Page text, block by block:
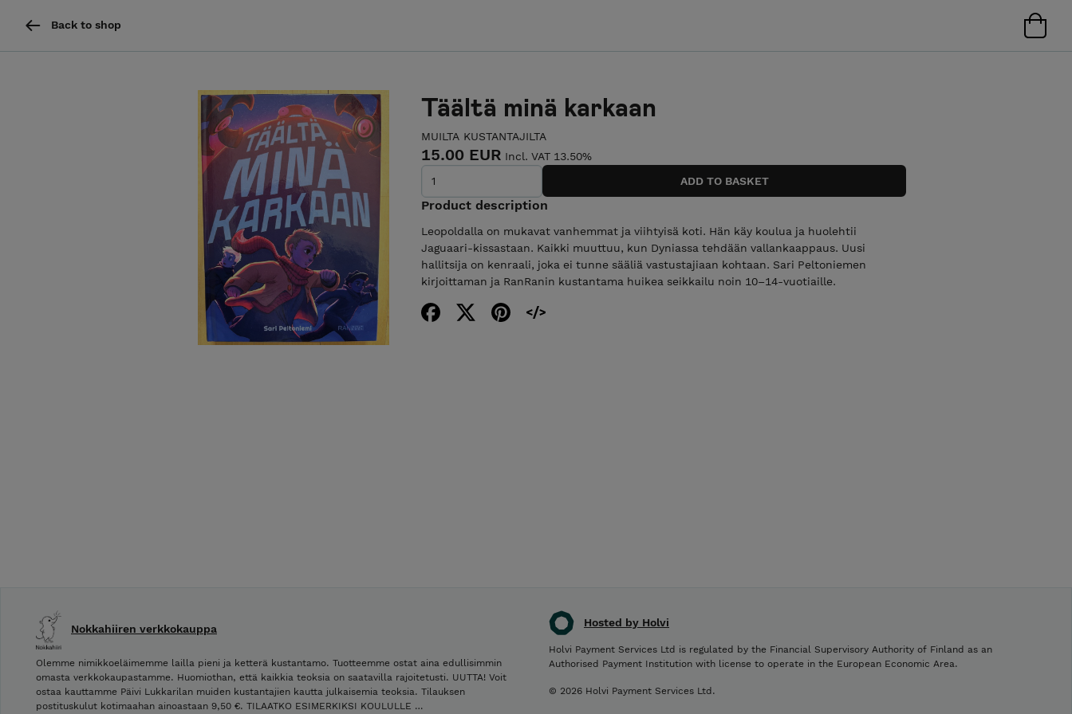
Back to shop
Täältä minä karkaan
MUILTA KUSTANTAJILTA
15.00 EUR Incl. VAT 13.50%
Product description
Leopoldalla on mukavat vanhemmat ja viihtyisä koti. Hän käy koulua ja huolehtii
Jaguaari-kissastaan. Kaikki muuttuu, kun Dyniassa tehdään vallankaappaus. Uusi
hallitsija on kenraali, joka ei tunne sääliä vastustajiaan kohtaan. Sari Peltoniemen
kirjoittaman ja RanRanin kustantama huikea seikkailu noin 10–14-vuotiaille.
Hosted by Holvi
Holvi Payment Services Ltd is regulated by the Financial Supervisory Authority of Finland as an
Authorised Payment Institution with license to operate in the European Economic Area.
© 2026 Holvi Payment Services Ltd.
Nokkahiiren verkkokauppa
Olemme nimikkoeläimemme lailla pieni ja ketterä kustantamo. Tuotteemme ostat aina edullisimmin
omasta verkkokaupastamme. Huomiothan, että kaikkia teoksia on saatavilla rajoitetusti. UUTTA! Voit
ostaa kauttamme Päivi Lukkarilan muiden kustantajien kautta julkaisemia teoksia. Tilauksen
postituskulut kotimaahan ainoastaan 9,50 €. TILAATKO ESIMERKIKSI KOULULLE …